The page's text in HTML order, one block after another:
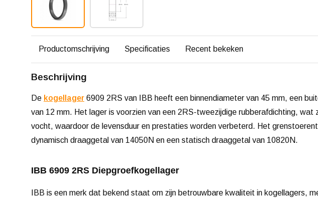
Productomschrijving Specificaties Recent bekeken
Beschrijving
De kogellager 6909 2RS van IBB heeft een binnendiameter van 45 mm, een
van 12 mm. Het lager is voorzien van een 2RS-tweezijdige rubberafdichting, wat
vocht, waardoor de levensduur en prestaties worden verbeterd. Het
dynamisch draaggetal van 14050N en een statisch draaggetal van 10820N.
IBB 6909 2RS Diepgroefkogellager
IBB is een merk dat bekend staat om zijn betrouwbare kwaliteit in kogellagers,